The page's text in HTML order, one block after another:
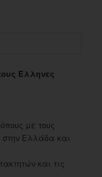
Έλληνες
με τους
στην Ελλάδα και
και τις